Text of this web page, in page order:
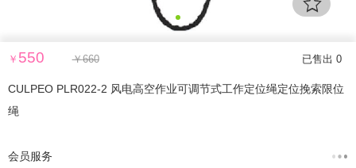
￥ 550 ￥660 已售出 0
CULPEO PLR022-2 风电高空作业可调节式工作定位绳定位挽索限位
绳
会员服务